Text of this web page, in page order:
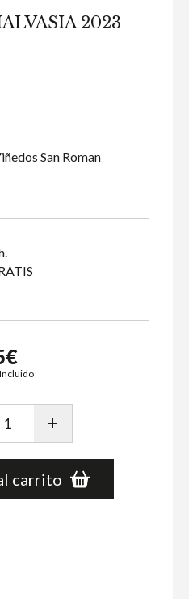
2023
San Roman
carrito